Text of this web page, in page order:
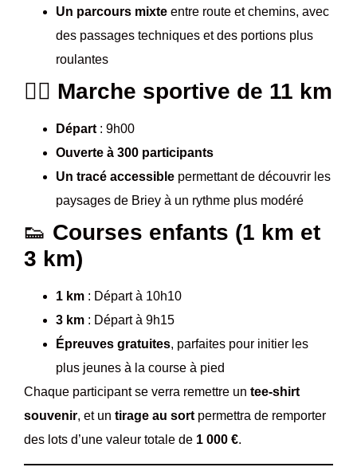
Un parcours mixte entre route et chemins, avec
des passages techniques et des portions plus
roulantes
🚶‍♂️ Marche sportive de 11 km
Départ : 9h00
Ouverte à 300 participants
Un tracé accessible permettant de découvrir les
paysages de Briey à un rythme plus modéré
👟 Courses enfants (1 km et
3 km)
1 km : Départ à 10h10
3 km : Départ à 9h15
Épreuves gratuites, parfaites pour initier les
plus jeunes à la course à pied
Chaque participant se verra remettre un tee-shirt
souvenir, et un tirage au sort permettra de remporter
des lots d’une valeur totale de 1 000 €.